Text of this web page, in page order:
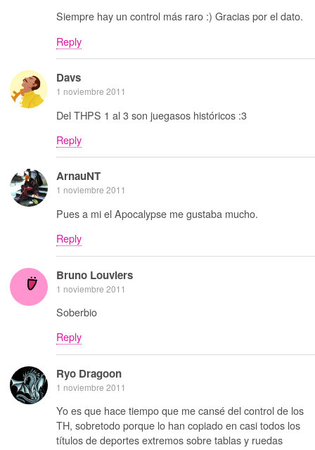
Siempre hay un control más raro :) Gracias por el dato.
Reply
Davs
1 noviembre 2011
Del THPS 1 al 3 son juegasos históricos :3
Reply
ArnauNT
1 noviembre 2011
Pues a mi el Apocalypse me gustaba mucho.
Reply
Bruno Louviers
1 noviembre 2011
Soberbio
Reply
Ryo Dragoon
1 noviembre 2011
Yo es que hace tiempo que me cansé del control de los
TH, sobretodo porque lo han copiado en casi todos los
títulos de deportes extremos sobre tablas y ruedas